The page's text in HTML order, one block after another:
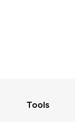
Tools